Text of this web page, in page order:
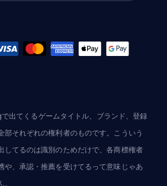
出てくるゲームタイトル、ブランド、登録
部それぞれの権利者のものです。こういう
してるのは識別のためだけで、各商標権者
や、承認・推薦を受けてるって意味じゃあ